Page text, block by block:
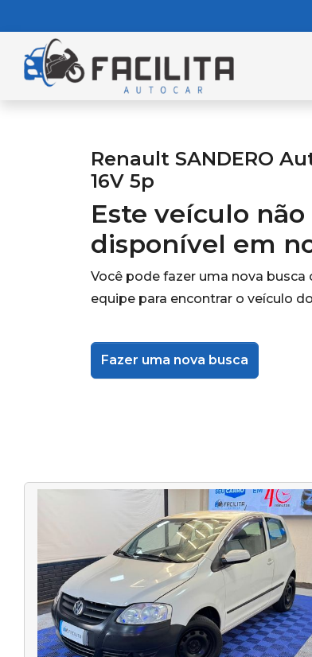
Renault SANDERO
16V 5p
Este veículo
disponível em
Você pode fazer uma nova
equipe para encontrar o veículo
Fazer uma nova busca